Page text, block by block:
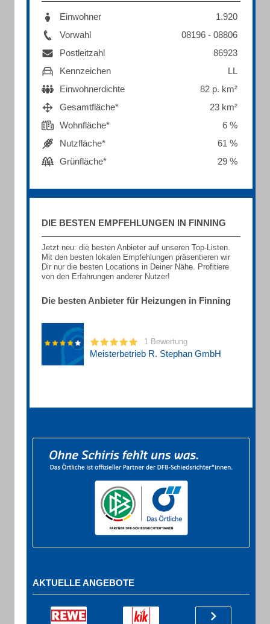
Einwohner
1.920
Vorwahl
08196 - 08806
Postleitzahl
86923
Kennzeichen
LL
Einwohnerdichte
82 p. km²
Gesamtfläche*
23 km²
Wohnfläche*
6 %
Nutzfläche*
61 %
Grünfläche*
29 %
DIE BESTEN EMPFEHLUNGEN IN FINNING
Jetzt neu: die besten Anbieter auf unseren Top-Listen.
Mit den besten lokalen Empfehlungen präsentieren wir
Dir nur die besten Locations in Deiner Nähe. Profitiere
von den Erfahrungen anderer Nutzer!
Die besten Anbieter für Heizungen in Finning
1 Bewertung
Meisterbetrieb R. Stephan GmbH
AKTUELLE ANGEBOTE